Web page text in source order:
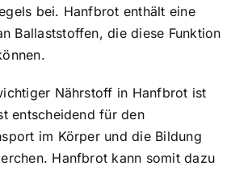
bei. Hanfbrot enthält eine
Ballaststoffen, die diese Funktion
Nährstoff in Hanfbrot ist
entscheidend für den
im Körper und die Bildung
Hanfbrot kann somit dazu